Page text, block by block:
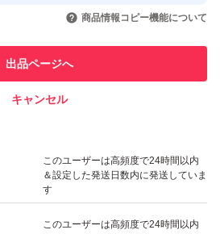
引を完了させた実績があります
での取引実績があります
このユーザーは高頻度で24時間以内
＆設定した発送日数内に発送していま
す
このユーザーは高頻度で24時間以内
商品情報コピー機能について
出品ページへ
キャンセル